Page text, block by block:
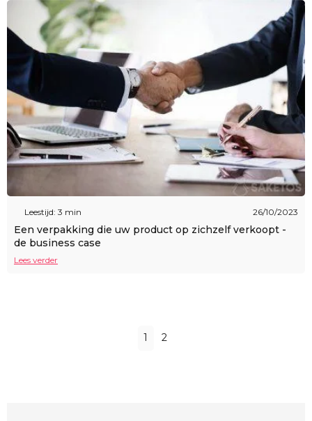
Leestijd: 3 min 26/10/2023
Een verpakking die uw product op zichzelf verkoopt -
de business case
Lees verder
1 2